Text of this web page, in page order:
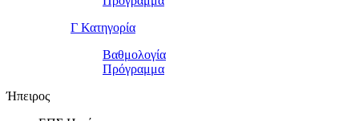
Γ Κατηγορία
Βαθμολογία
Πρόγραμμα
Ήπειρος